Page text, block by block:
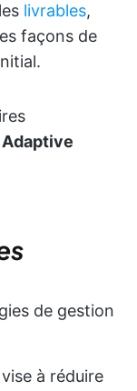
livrables,
façons de
Adaptive
de gestion
à réduire